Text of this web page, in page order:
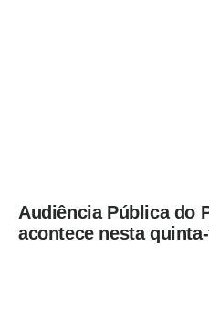
Audiência Pública do
acontece nesta